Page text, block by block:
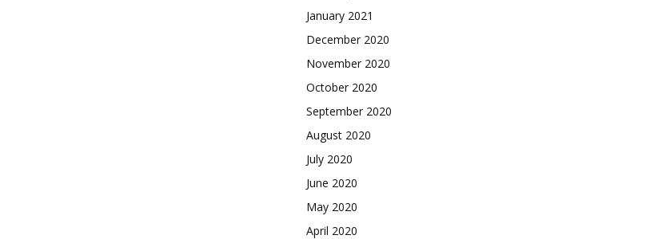
January 2021
December 2020
November 2020
October 2020
September 2020
August 2020
July 2020
June 2020
May 2020
April 2020